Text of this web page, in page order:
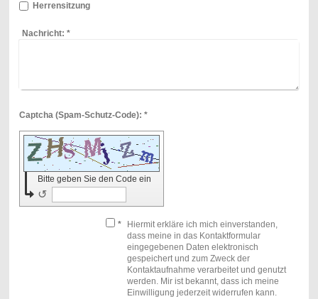
Herrensitzung
Nachricht: *
Captcha (Spam-Schutz-Code): *
Bitte geben Sie den Code ein
↺
*
Hiermit erkläre ich mich einverstanden,
dass meine in das Kontaktformular
eingegebenen Daten elektronisch
gespeichert und zum Zweck der
Kontaktaufnahme verarbeitet und genutzt
werden. Mir ist bekannt, dass ich meine
Einwilligung jederzeit widerrufen kann.